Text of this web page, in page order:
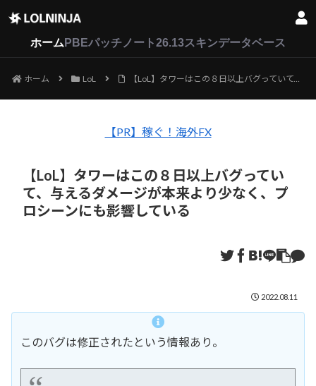
ホーム PBEパッチノート26.13スキンデータベース
ホーム LoL 【LoL】タワーはこの８日以上バグっていて、与えるダメージが本来より少なく、プロシーンにも影響している
【PR】稼ぐ！海外FX
【LoL】タワーはこの８日以上バグってい
て、与えるダメージが本来より少なく、プ
ロシーンにも影響している
2022.08.11
このバグは修正されたという情報あり。